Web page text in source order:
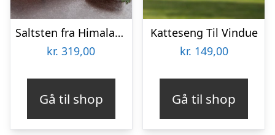
Saltsten fra Himalaya – KitchPro
kr. 319,00
Gå til shop
Katteseng Til Vindue
kr. 149,00
Gå til shop